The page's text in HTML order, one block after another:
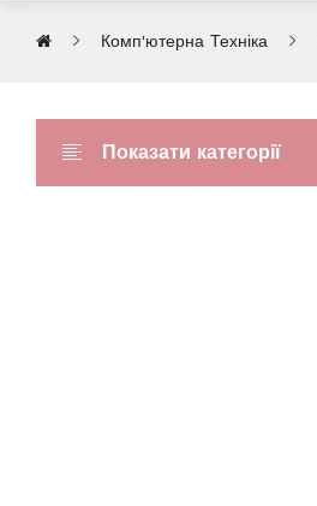
Комп'ютерна Техніка
Показати категорії